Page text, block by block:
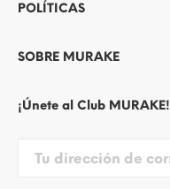
POLÍTICAS
SOBRE MURAKE
¡Únete al Club MURAKE!